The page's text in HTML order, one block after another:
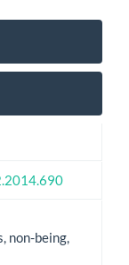
non-being,